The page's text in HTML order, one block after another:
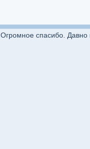
Огромное спасибо. Давно